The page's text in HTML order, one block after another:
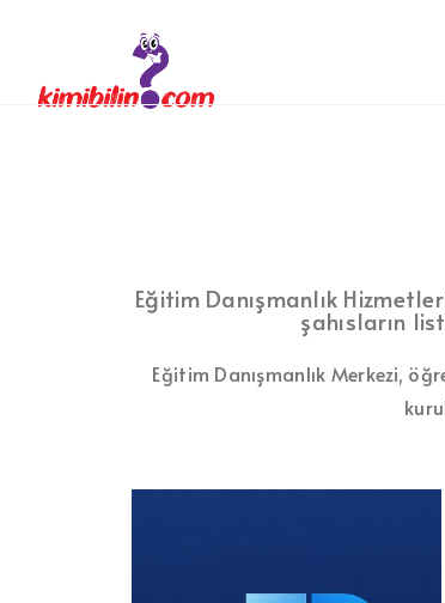
Eğitim Danışmanlık
şahısların
Eğitim Danışmanlık Merkezi,